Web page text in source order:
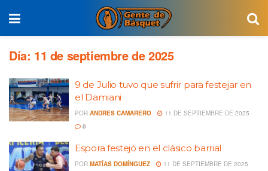
Día: 11 de septiembre de 2025
9 de Julio tuvo que sufrir para festejar en
el Damiani
POR ANDRES CAMARERO
11 DE SEPTIEMBRE DE 2025
0
Espora festejó en el clásico barrial
POR MATÍAS DOMÍNGUEZ
11 DE SEPTIEMBRE DE 2025